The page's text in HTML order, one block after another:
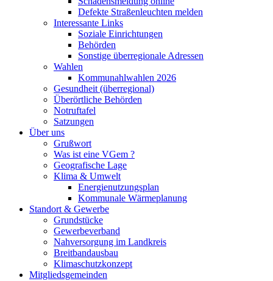
Defekte Straßenleuchten melden
Interessante Links
Soziale Einrichtungen
Behörden
Sonstige überregionale Adressen
Wahlen
Kommunahlwahlen 2026
Gesundheit (überregional)
Überörtliche Behörden
Notruftafel
Satzungen
Über uns
Grußwort
Was ist eine VGem ?
Geografische Lage
Klima & Umwelt
Energienutzungsplan
Kommunale Wärmeplanung
Standort & Gewerbe
Grundstücke
Gewerbeverband
Nahversorgung im Landkreis
Breitbandausbau
Klimaschutzkonzept
Mitgliedsgemeinden